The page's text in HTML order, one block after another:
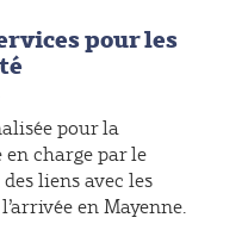
pour les
pour la
charge par le
liens avec les
en Mayenne.